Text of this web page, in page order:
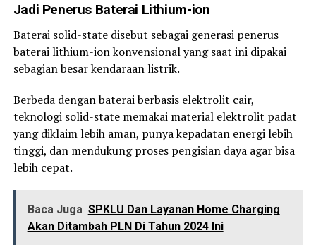
Jadi Penerus Baterai Lithium-ion
Baterai solid-state disebut sebagai generasi penerus
baterai lithium-ion konvensional yang saat ini dipakai
sebagian besar kendaraan listrik.
Berbeda dengan baterai berbasis elektrolit cair,
teknologi solid-state memakai material elektrolit padat
yang diklaim lebih aman, punya kepadatan energi lebih
tinggi, dan mendukung proses pengisian daya agar bisa
lebih cepat.
Baca Juga SPKLU Dan Layanan Home Charging
Akan Ditambah PLN Di Tahun 2024 Ini